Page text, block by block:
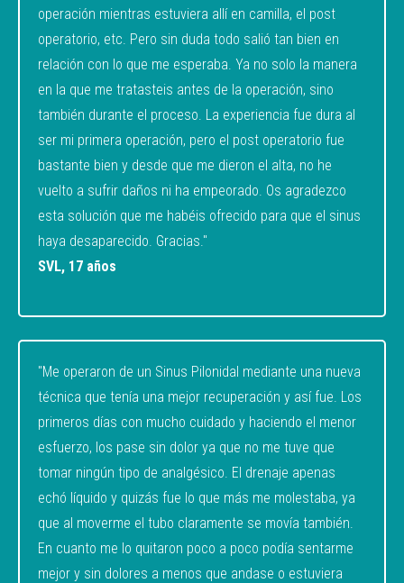
operación mientras estuviera allí en camilla, el post
operatorio, etc. Pero sin duda todo salió tan bien en
relación con lo que me esperaba. Ya no solo la manera
en la que me tratasteis antes de la operación, sino
también durante el proceso. La experiencia fue dura al
ser mi primera operación, pero el post operatorio fue
bastante bien y desde que me dieron el alta, no he
vuelto a sufrir daños ni ha empeorado. Os agradezco
esta solución que me habéis ofrecido para que el sinus
haya desaparecido. Gracias."
SVL, 17 años
"Me operaron de un Sinus Pilonidal mediante una nueva
técnica que tenía una mejor recuperación y así fue. Los
primeros días con mucho cuidado y haciendo el menor
esfuerzo, los pase sin dolor ya que no me tuve que
tomar ningún tipo de analgésico. El drenaje apenas
echó líquido y quizás fue lo que más me molestaba, ya
que al moverme el tubo claramente se movía también.
En cuanto me lo quitaron poco a poco podía sentarme
mejor y sin dolores a menos que andase o estuviera